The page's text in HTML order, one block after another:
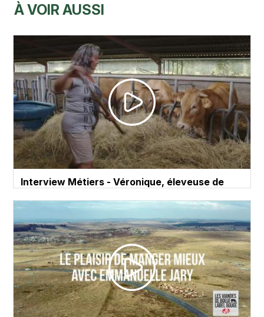
À VOIR AUSSI
Interview Métiers - Véronique, éleveuse de